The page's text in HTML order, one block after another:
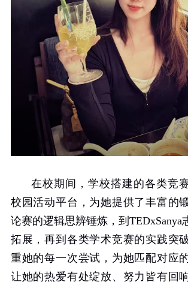
在校期间，学校搭建的各类竞
校园活动平台，为她提供了丰富的
论赛的逻辑思辨锤炼，到TEDxSanya
拓展，再到各类学术竞赛的实践突
重她的每一次尝试，为她匹配对应
让她的热爱有处绽放、努力皆有回